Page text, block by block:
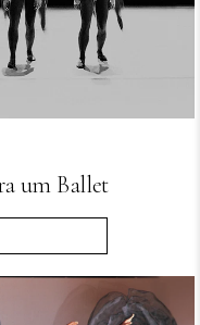
um Ballet